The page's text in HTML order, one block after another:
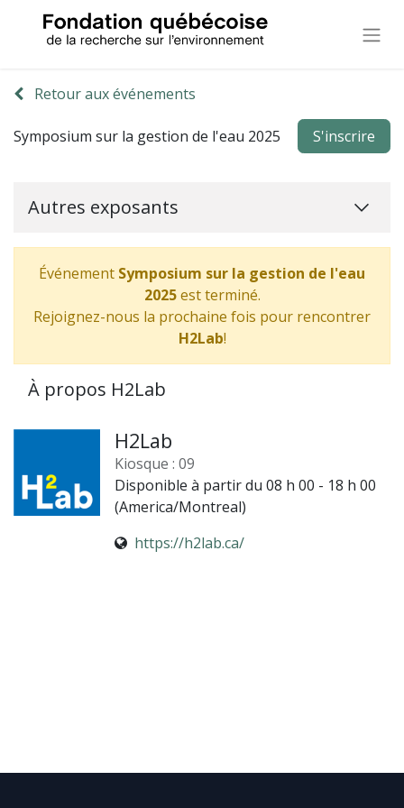
Retour aux événements
Symposium sur la gestion de l'eau 2025 S'inscrire
Autres exposants
Événement Symposium sur la gestion de l'eau
2025est terminé.
Rejoignez-nous la prochaine fois pour rencontrer
H2Lab!
À propos H2Lab
H2Lab
Kiosque : 09
Disponible à partir du 08 h 00 - 18 h 00
(America/Montreal)
https://h2lab.ca/